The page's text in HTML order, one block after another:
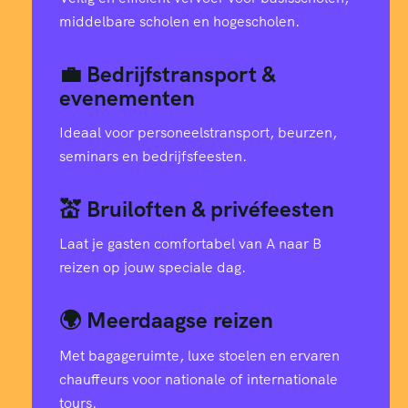
middelbare scholen en hogescholen.
💼 Bedrijfstransport &
evenementen
Ideaal voor personeelstransport, beurzen,
seminars en bedrijfsfeesten.
💒 Bruiloften & privéfeesten
Laat je gasten comfortabel van A naar B
reizen op jouw speciale dag.
🌍 Meerdaagse reizen
Met bagageruimte, luxe stoelen en ervaren
chauffeurs voor nationale of internationale
tours.